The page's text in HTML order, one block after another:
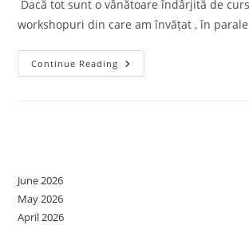
Dacă tot sunt o vânătoare îndârjită de
workshopuri din care am învățat , în
Continue Reading Atelier
De
June 2026
May 2026
April 2026